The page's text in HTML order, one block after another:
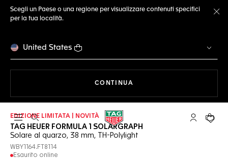
Scegli un Paese o una regione per visualizzare contenuti specifici
per la tua località.
United States
CONTINUA
Apri la ricerca L'account
Il tuo
EDIZIONE LIMITATA | NOVITÀ
TAG HEUER FORMULA 1 SOLARGRAPH
Solare al quarzo, 38 mm, TH-Polylight
WBY1164.FT8114
Esaurito online